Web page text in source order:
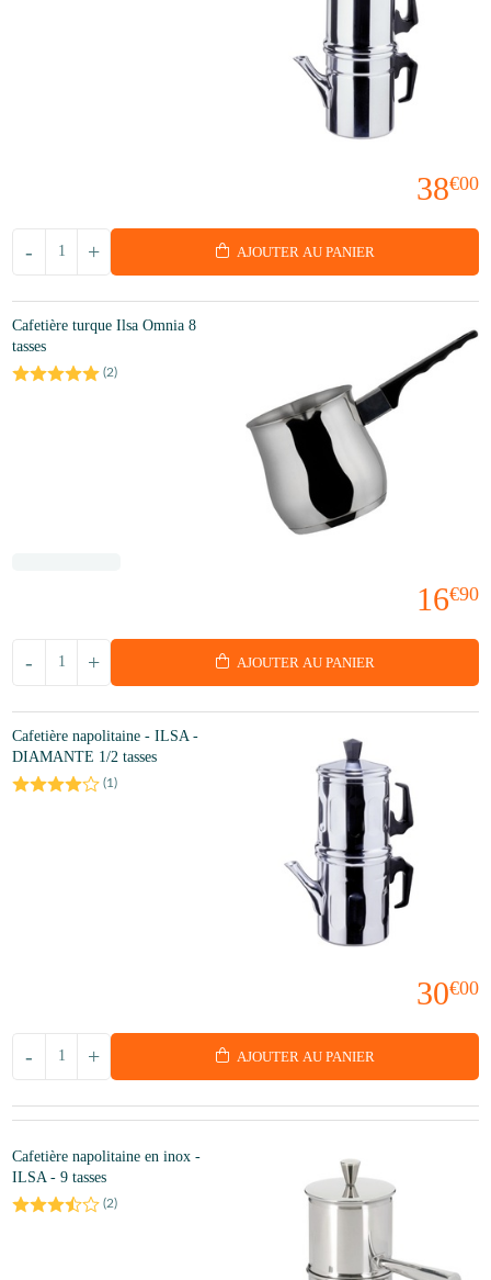
38€00
+
- AJOUTER AU PANIER
Cafetière turque Ilsa Omnia 8
tasses
(2)
16€90
+
- AJOUTER AU PANIER
Cafetière napolitaine - ILSA -
DIAMANTE 1/2 tasses
(1)
30€00
+
- AJOUTER AU PANIER
Cafetière napolitaine en inox -
ILSA - 9 tasses
(2)